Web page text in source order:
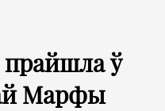
прайшла ў
Марфы